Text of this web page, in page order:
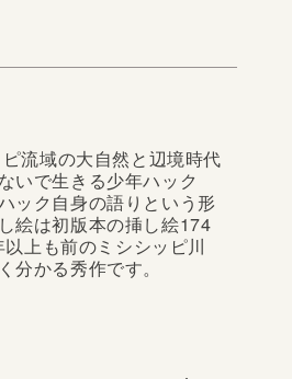
流域の大自然と辺境時代
いで生きる少年ハック
ック自身の語りという形
絵は初版本の挿し絵174
上も前のミシシッピ川
かる秀作です。